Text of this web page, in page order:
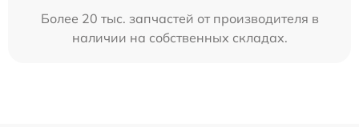
Более 20 тыс. запчастей от производителя в
наличии на собственных складах.